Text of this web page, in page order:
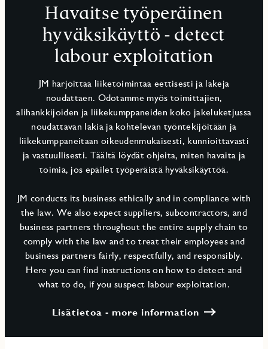
Havaitse työperäinen
hyväksikäyttö - detect
labour exploitation
JM harjoittaa liiketoimintaa eettisesti ja lakeja
noudattaen. Odotamme myös toimittajien,
alihankkijoiden ja liikekumppaneiden koko jakeluketjussa
noudattavan lakia ja kohtelevan työntekijöitään ja
liikekumppaneitaan oikeudenmukaisesti, kunnioittavasti
ja vastuullisesti. Täältä löydät ohjeita, miten havaita ja
toimia, jos epäilet työperäistä hyväksikäyttöä.
JM conducts its business ethically and in compliance with
the law. We also expect suppliers, subcontractors, and
business partners throughout the entire supply chain to
comply with the law and to treat their employees and
business partners fairly, respectfully, and responsibly.
Here you can find instructions on how to detect and
what to do, if you suspect labour exploitation.
Lisätietoa - more information